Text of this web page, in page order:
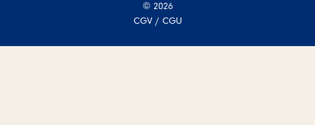
© 2026
CGV / CGU